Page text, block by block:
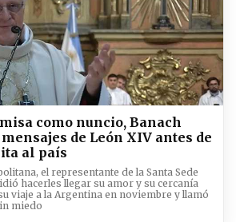
como nuncio, Banach
de León XIV antes de
al país
el representante de la Santa Sede
hacerles llegar su amor y su cercanía
viaje a la Argentina en noviembre y llamó
miedo